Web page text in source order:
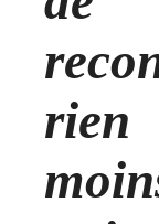
rien